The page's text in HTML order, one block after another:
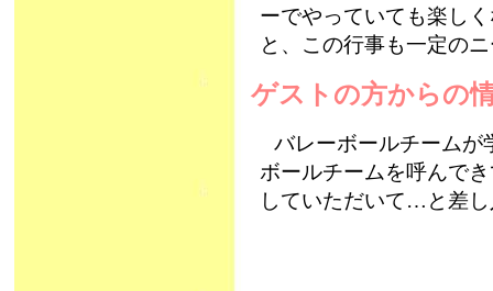
ーでやっていても楽し
と、この行事も一定の
ゲストの方からの
バレーボールチームが
ボールチームを呼んで
していただいて…と差